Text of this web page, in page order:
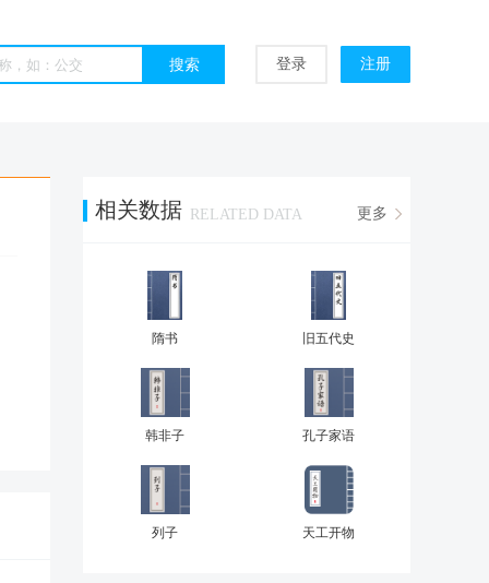
登录 注册
相关数据 RELATED DATA 更多
隋书 旧五代史
韩非子 孔子家语
列子 天工开物